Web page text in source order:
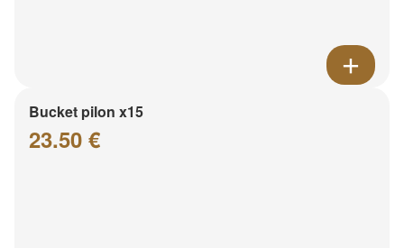
Bucket pilon x15
23.50 €